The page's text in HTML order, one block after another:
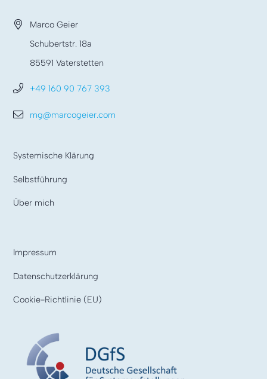
Marco Geier
Schubertstr. 18a
85591 Vaterstetten
+49 160 90 767 393
mg@marcogeier.com
Systemische Klärung
Selbstführung
Über mich
Impressum
Datenschutzerklärung
Cookie-Richtlinie (EU)